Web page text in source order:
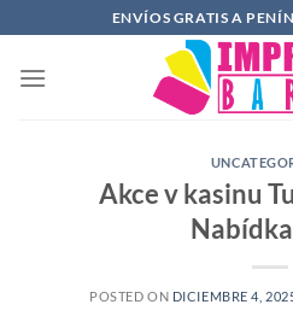
contenido
ENVÍOS GRATIS A
Akce v kasinu
POSTED ON DICIEMBRE 4,